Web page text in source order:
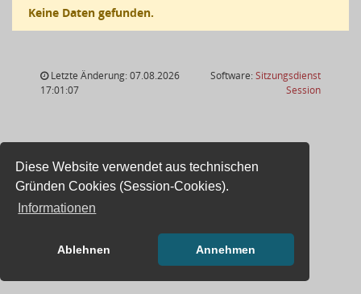
Diese Website verwendet aus technischen
Gründen Cookies (Session-Cookies).
Informationen
Ablehnen Annehmen
Keine Daten gefunden.
Letzte Änderung: 07.08.2026
17:01:07
Software:Sitzungsdienst
Session(Wird in